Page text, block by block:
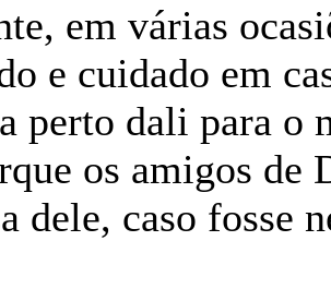
em várias
e cuidado em
perto dali para o
os amigos
dele, caso fosse